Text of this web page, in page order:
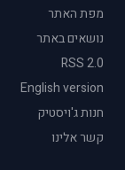
מפת האתר
נושאים באתר
RSS 2.0
English version
חנות ג'ויסטיק
קשר אלינו